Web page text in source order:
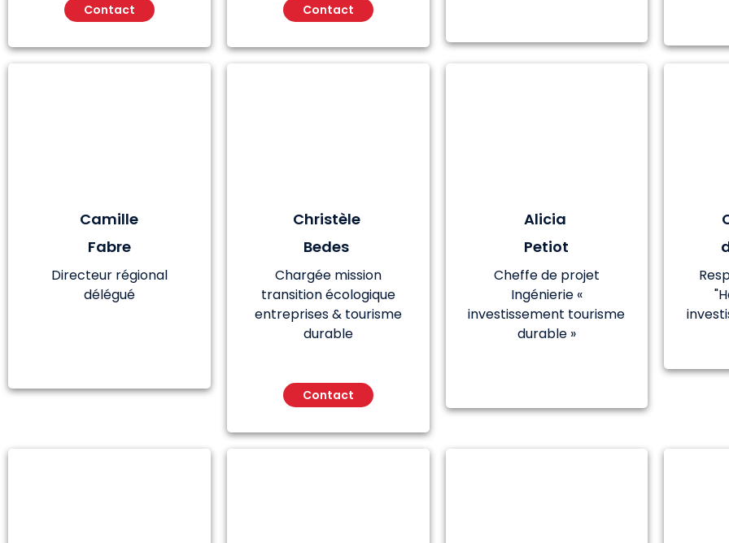
Contact Contact
Camille
Fabre
Directeur régional
délégué
Christèle
Bedes
Chargée mission
transition écologique
entreprises & tourisme
durable
Contact
Alicia
Petiot
Cheffe de projet
Ingénierie «
investissement tourisme
durable »